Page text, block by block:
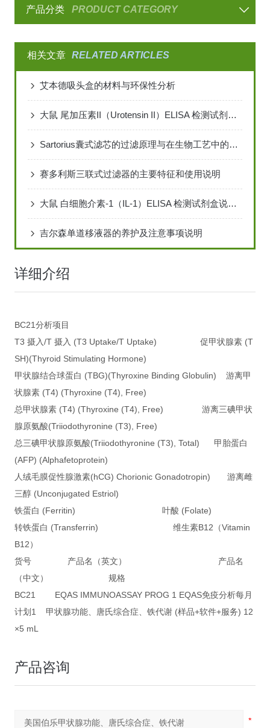
产品分类 PRODUCT CATEGORY
相关文章 RELATED ARTICLES
艾本德吸头盒的材料与环保性分析
大鼠 尾加压素II（Urotensin II）ELISA 检测试剂说明书
Sartorius囊式滤芯的过滤原理与在生物工艺中的重要性
赛多利斯三联式过滤器的主要特征和使用说明
大鼠 白细胞介素-1（IL-1）ELISA 检测试剂盒说明书
吉尔森单道移液器的养护及注意事项说明
详细介绍
BC21分析项目
T3 摄入/T 摄入 (T3 Uptake/T Uptake) 促甲状腺素 (T
SH)(Thyroid Stimulating Hormone)
甲状腺结合球蛋白 (TBG)(Thyroxine Binding Globulin) 游离甲
状腺素 (T4) (Thyroxine (T4), Free)
总甲状腺素 (T4) (Thyroxine (T4), Free) 游离三碘甲状
腺原氨酸(Triiodothyronine (T3), Free)
总三碘甲状腺原氨酸(Triiodothyronine (T3), Total) 甲胎蛋白
(AFP) (Alphafetoprotein)
人绒毛膜促性腺激素(hCG) Chorionic Gonadotropin) 游离雌
三醇 (Unconjugated Estriol)
铁蛋白 (Ferritin) 叶酸 (Folate)
转铁蛋白 (Transferrin) 维生素B12（Vitamin
B12）
货号 产品名（英文） 产品名
（中文） 规格
BC21 EQAS IMMUNOASSAY PROG 1 EQAS免疫分析每月
计划1 甲状腺功能、唐氏综合症、铁代谢 (样品+软件+服务) 12
×5 mL
产品咨询